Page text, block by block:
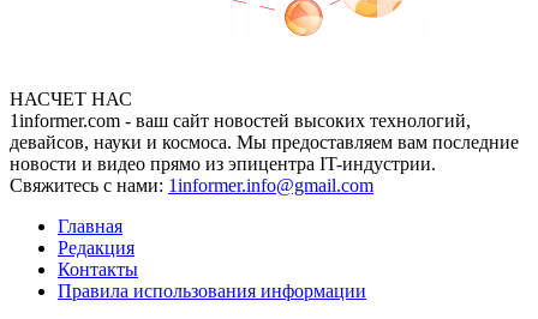
НАСЧЕТ НАС
1informer.com - ваш сайт новостей высоких технологий,
девайсов, науки и космоса. Мы предоставляем вам последние
новости и видео прямо из эпицентра IT-индустрии.
Свяжитесь с нами: 1informer.info@gmail.com
Главная
Редакция
Контакты
Правила использования информации